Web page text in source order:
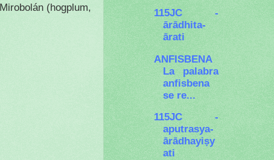
(hogplum,
115JC -
ārādhita-
ārati
ANFISBENA
La palabra
anfisbena
se re...
115JC -
aputrasya-
ārādhayiṣy
ati